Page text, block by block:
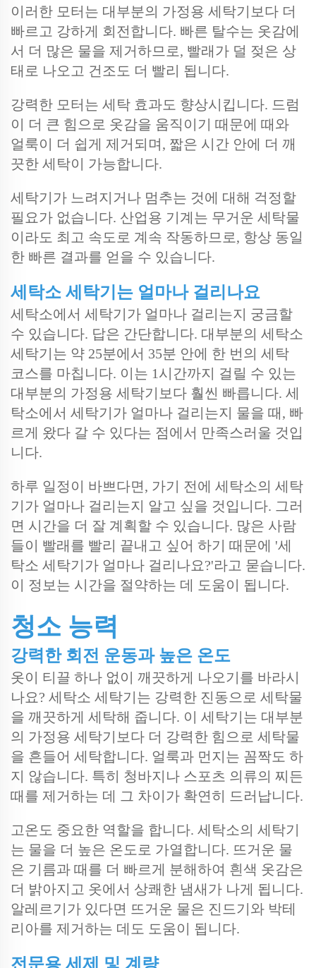
이러한 모터는 대부분의 가정용 세탁기보다 더
빠르고 강하게 회전합니다. 빠른 탈수는 옷감에
서 더 많은 물을 제거하므로, 빨래가 덜 젖은 상
태로 나오고 건조도 더 빨리 됩니다.
강력한 모터는 세탁 효과도 향상시킵니다. 드럼
이 더 큰 힘으로 옷감을 움직이기 때문에 때와
얼룩이 더 쉽게 제거되며, 짧은 시간 안에 더 깨
끗한 세탁이 가능합니다.
세탁기가 느려지거나 멈추는 것에 대해 걱정할
필요가 없습니다. 산업용 기계는 무거운 세탁물
이라도 최고 속도로 계속 작동하므로, 항상 동일
한 빠른 결과를 얻을 수 있습니다.
세탁소 세탁기는 얼마나 걸리나요
세탁소에서 세탁기가 얼마나 걸리는지 궁금할
수 있습니다. 답은 간단합니다. 대부분의 세탁소
세탁기는 약 25분에서 35분 안에 한 번의 세탁
코스를 마칩니다. 이는 1시간까지 걸릴 수 있는
대부분의 가정용 세탁기보다 훨씬 빠릅니다. 세
탁소에서 세탁기가 얼마나 걸리는지 물을 때, 빠
르게 왔다 갈 수 있다는 점에서 만족스러울 것입
니다.
하루 일정이 바쁘다면, 가기 전에 세탁소의 세탁
기가 얼마나 걸리는지 알고 싶을 것입니다. 그러
면 시간을 더 잘 계획할 수 있습니다. 많은 사람
들이 빨래를 빨리 끝내고 싶어 하기 때문에 '세
탁소 세탁기가 얼마나 걸리나요?'라고 묻습니다.
이 정보는 시간을 절약하는 데 도움이 됩니다.
청소 능력
강력한 회전 운동과 높은 온도
옷이 티끌 하나 없이 깨끗하게 나오기를 바라시
나요? 세탁소 세탁기는 강력한 진동으로 세탁물
을 깨끗하게 세탁해 줍니다. 이 세탁기는 대부분
의 가정용 세탁기보다 더 강력한 힘으로 세탁물
을 흔들어 세탁합니다. 얼룩과 먼지는 꼼짝도 하
지 않습니다. 특히 청바지나 스포츠 의류의 찌든
때를 제거하는 데 그 차이가 확연히 드러납니다.
고온도 중요한 역할을 합니다. 세탁소의 세탁기
는 물을 더 높은 온도로 가열합니다. 뜨거운 물
은 기름과 때를 더 빠르게 분해하여 흰색 옷감은
더 밝아지고 옷에서 상쾌한 냄새가 나게 됩니다.
알레르기가 있다면 뜨거운 물은 진드기와 박테
리아를 제거하는 데도 도움이 됩니다.
전문용 세제 및 계량